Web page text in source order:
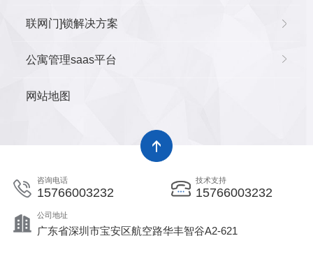
联网门]锁解决方案
公寓管理saas平台
网站地图
咨询电话
15766003232
技术支持
15766003232
公司地址
广东省深圳市宝安区航空路华丰智谷A2-621